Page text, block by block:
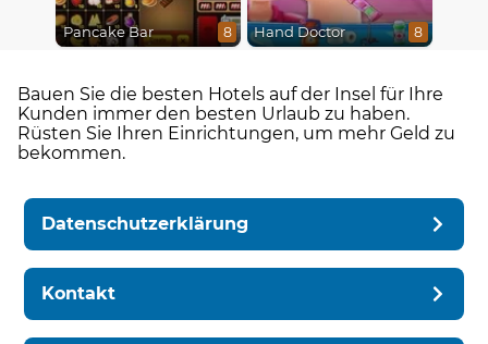
Pancake Bar 8 Hand Doctor 8
Bauen Sie die besten Hotels auf der Insel für Ihre
Kunden immer den besten Urlaub zu haben.
Rüsten Sie Ihren Einrichtungen, um mehr Geld zu
bekommen.
Datenschutzerklärung
Kontakt